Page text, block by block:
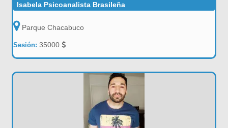
Isabela Psicoanalista Brasileña
Parque Chacabuco
Sesión:35000